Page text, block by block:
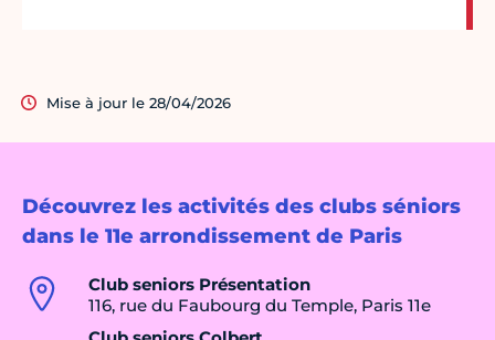
Découvrez les activités des clubs séniors
dans le 11e arrondissement de Paris
Club seniors Présentation
116, rue du Faubourg du Temple, Paris 11e
Mise à jour le 28/04/2026